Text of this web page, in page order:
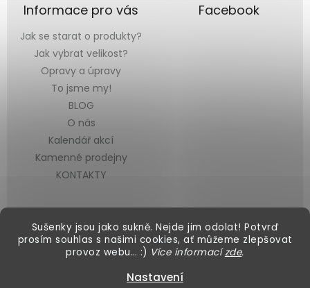
Sušenky jsou jako sukně. Nejde jim odolat! Potvrď
prosím souhlas s našimi cookies, ať můžeme zlepšovat
provoz webu… :) Více informacízde.
Nastavení
Informace pro vás
Jak se starat o produkty?
Jak vybrat velikost?
Opravy a úpravy
To jsme my!
BLOG
O nás
Kalendář akcí
Kamenné prodejny
KONTAKTY
Facebook
Vytvořil Shoptet &